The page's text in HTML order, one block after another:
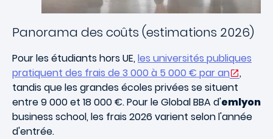
Panorama des coûts (estimations 2026)
Pour les étudiants hors UE, les universités publiques
pratiquent des frais de 3 000 à 5 000 € par an
,
tandis que les grandes écoles privées se situent
entre 9 000 et 18 000 €. Pour le Global BBA d'emlyon
business school, les frais 2026 varient selon l'année
d'entrée.